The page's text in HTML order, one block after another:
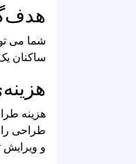
شما می‌
ساکنان یک
هزینه‌
طراحی را
و ویرایش